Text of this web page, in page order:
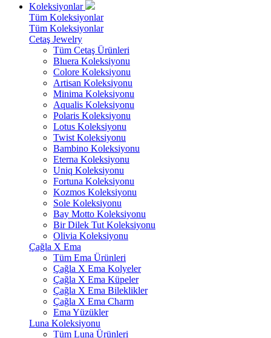
Koleksiyonlar
Tüm Koleksiyonlar
Tüm Koleksiyonlar
Cetaş Jewelry
Tüm Cetaş Ürünleri
Bluera Koleksiyonu
Colore Koleksiyonu
Artisan Koleksiyonu
Minima Koleksiyonu
Aqualis Koleksiyonu
Polaris Koleksiyonu
Lotus Koleksiyonu
Twist Koleksiyonu
Bambino Koleksiyonu
Eterna Koleksiyonu
Uniq Koleksiyonu
Fortuna Koleksiyonu
Kozmos Koleksiyonu
Sole Koleksiyonu
Bay Motto Koleksiyonu
Bir Dilek Tut Koleksiyonu
Olivia Koleksiyonu
Çağla X Ema
Tüm Ema Ürünleri
Çağla X Ema Kolyeler
Çağla X Ema Küpeler
Çağla X Ema Bileklikler
Çağla X Ema Charm
Ema Yüzükler
Luna Koleksiyonu
Tüm Luna Ürünleri